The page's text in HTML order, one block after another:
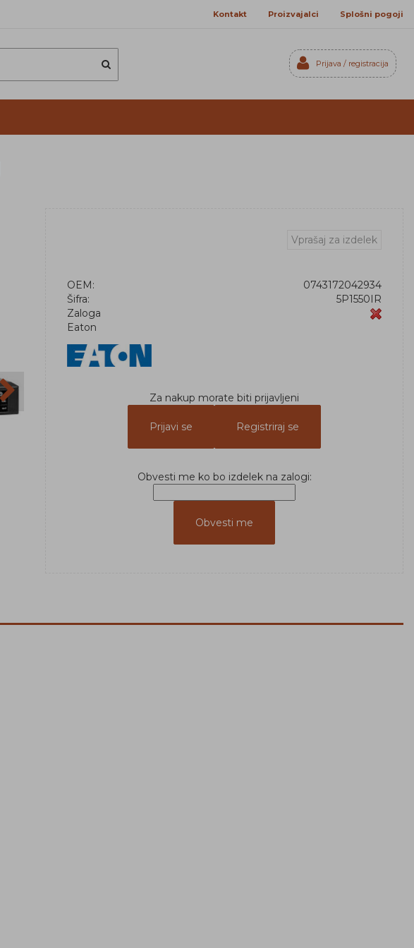
Kontakt Proizvajalci Splošni pogoji
Registriraj se
Prijava / registracija
Vprašaj za izdelek
OEM:
0743172042934
Šifra:
5P1550IR
Zaloga
Eaton
Za nakup morate biti prijavljeni
Prijavi se Registriraj se
Obvesti me ko bo izdelek na zalogi: